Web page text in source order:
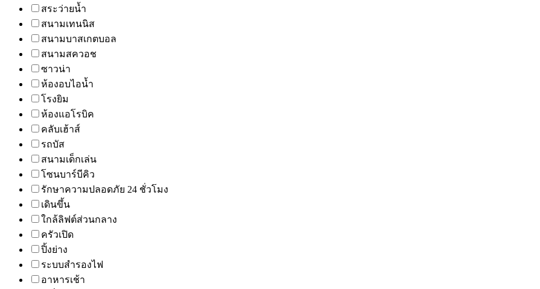
สระว่ายน้ำ
สนามเทนนิส
สนามบาสเกตบอล
สนามสควอช
ซาวน่า
ห้องอบไอน้ำ
โรงยิม
ห้องแอโรบิค
คลับเฮ้าส์
รถบัส
สนามเด็กเล่น
โซนบาร์บีคิว
รักษาความปลอดภัย 24 ชั่วโมง
เดินขึ้น
ใกล้ลิฟต์ส่วนกลาง
ครัวเปิด
ปิ้งย่าง
ระบบสำรองไฟ
อาหารเช้า